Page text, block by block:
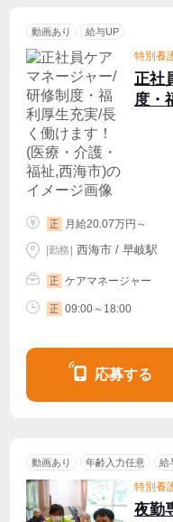
動画あり 給与UP
特別養
正社
度・
正 月給20.07万円～
|勤務 西海市 / 早岐駅
正 ケアマネージャー
正 09:00～18:00
応募する
動画あり 年齢入力任意 給
特別養
夜勤